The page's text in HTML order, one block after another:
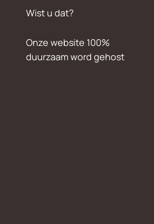
Wist u dat?
Onze website 100%
duurzaam word gehost